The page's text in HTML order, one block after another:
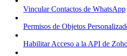
Vincular Contactos de WhatsApp
Permisos de Objetos
Habilitar Acceso a la API de